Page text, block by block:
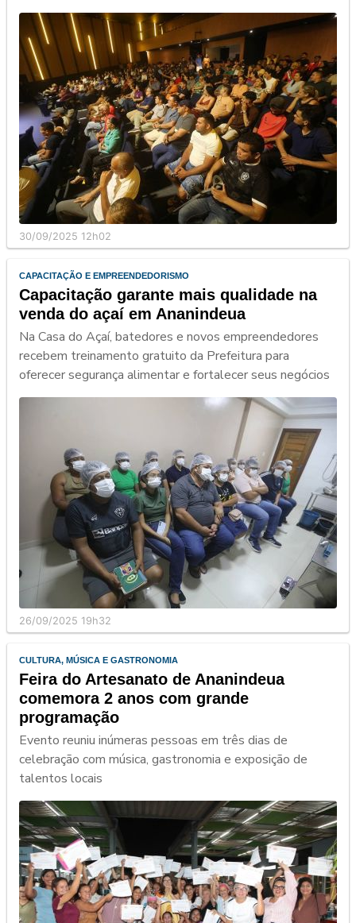
30/09/2025 12h02
CAPACITAÇÃO E EMPREENDEDORISMO
Capacitação garante mais qualidade na
venda do açaí em Ananindeua
Na Casa do Açaí, batedores e novos empreendedores
recebem treinamento gratuito da Prefeitura para
oferecer segurança alimentar e fortalecer seus negócios
26/09/2025 19h32
CULTURA, MÚSICA E GASTRONOMIA
Feira do Artesanato de Ananindeua
comemora 2 anos com grande
programação
Evento reuniu inúmeras pessoas em três dias de
celebração com música, gastronomia e exposição de
talentos locais